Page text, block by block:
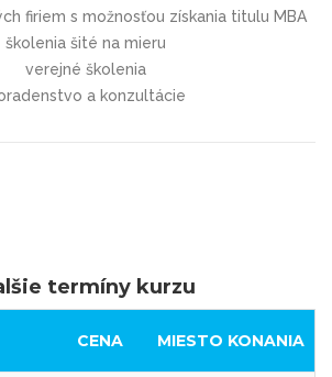
firiem s možnosťou získania titulu MBA
školenia šité na mieru
verejné školenia
a konzultácie
termíny kurzu
CENA MIESTO KONANIA